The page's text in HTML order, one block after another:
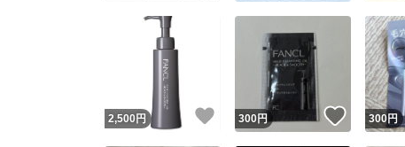
2,500 円 いいね！
300円 いいね！
300円